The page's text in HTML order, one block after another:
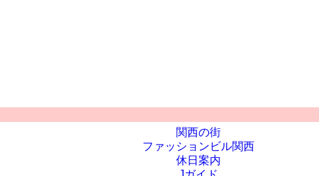
関西の街
ファッションビル関西
休日案内